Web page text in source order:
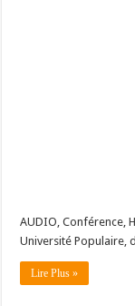
AUDIO, Conférence,
Université Populaire,
Lire Plus »